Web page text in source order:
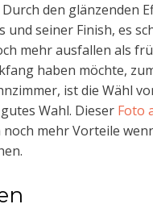
den glänzenden
und seiner Finish, es
mehr ausfallen als
haben möchte,
ist die Wähl
Wahl. Dieser Foto
noch mehr Vorteile